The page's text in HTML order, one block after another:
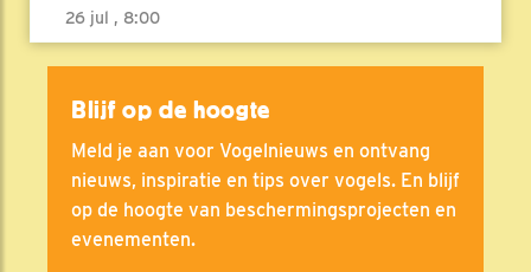
26 jul , 8:00
Blijf op de hoogte
Meld je aan voor Vogelnieuws en ontvang
nieuws, inspiratie en tips over vogels. En blijf
op de hoogte van beschermingsprojecten en
evenementen.